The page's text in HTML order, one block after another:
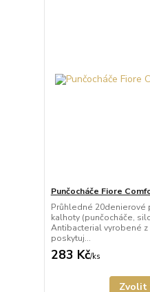
Punčocháče Fiore
Průhledné 20denierové
kalhoty (punčocháče,
Antibacterial vyrobené z
poskytuj...
283 Kč/ks
Zvolit